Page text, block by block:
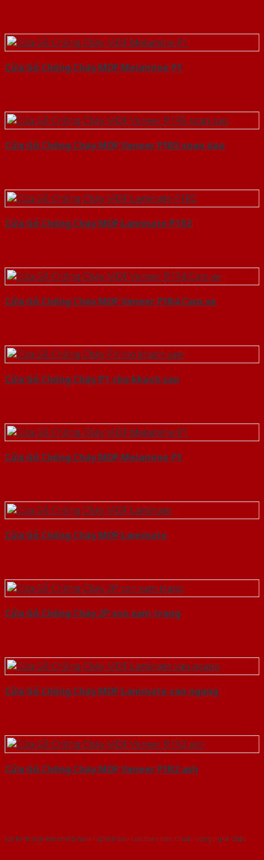
Cửa Gỗ Chống Cháy MDF Melamine P1
Cửa Gỗ Chống Cháy MDF Veneer P1R5 xoan dao
Cửa Gỗ Chống Cháy MDF Laminate P1R2
Cửa Gỗ Chống Cháy MDF Veneer P1R4 Cam xe
Cửa Gỗ Chống Cháy P1 cho khach san
Cửa Gỗ Chống Cháy MDF Melamine P1
Cửa Gỗ Chống Cháy MDF Laminate
Cửa Gỗ Chống Cháy 2P son xam trang
Cửa Gỗ Chống Cháy MDF Laminate van ngang
Cửa Gỗ Chống Cháy MDF Veneer P1R2 ash
Với kinh nghiệm nhiêu năm nghiên cứu cửa theo tiêu chuẩn công nghệ Châu